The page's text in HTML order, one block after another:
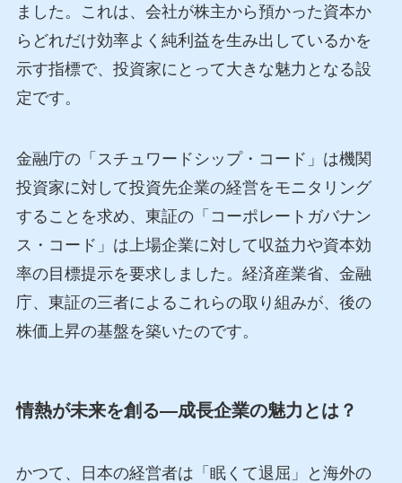
ました。これは、会社が株主から預かった資本か
らどれだけ効率よく純利益を生み出しているかを
示す指標で、投資家にとって大きな魅力となる設
定です。
金融庁の「スチュワードシップ・コード」は機関
投資家に対して投資先企業の経営をモニタリング
することを求め、東証の「コーポレートガバナン
ス・コード」は上場企業に対して収益力や資本効
率の目標提示を要求しました。経済産業省、金融
庁、東証の三者によるこれらの取り組みが、後の
株価上昇の基盤を築いたのです。
情熱が未来を創る―成長企業の魅力とは？
かつて、日本の経営者は「眠くて退屈」と海外の